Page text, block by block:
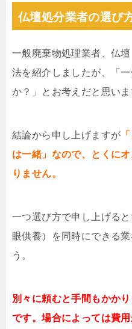
仏壇処分業者の選び
一般廃棄物処理業者、仏
法を紹介しましたが、「
か？」とお考えだと思いま
結論から申し上げますが
は一緒」なので、とくに
りません。
一つ選び方で申し上げる
眼供養）を同時にできる
う。
別々に頼むと手間もかか
です。場合によっては費